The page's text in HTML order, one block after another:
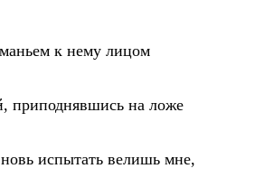
к нему лицом
приподнявшись на ложе
испытать велишь мне,